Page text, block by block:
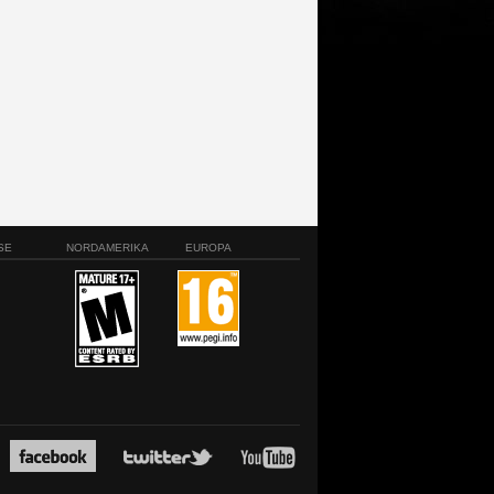
NORDAMERIKA EUROPA